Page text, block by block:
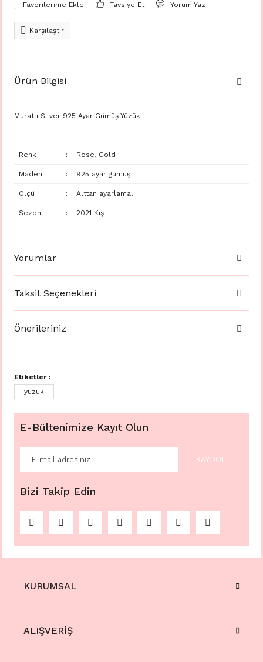
Tavsiye Et Yorum Yaz
Karşılaştır
Ürün Bilgisi
Muratti Silver 925 Ayar Gümüş Yüzük
Renk : Rose, Gold
Maden : 925 ayar gümüş
Ölçü : Alttan ayarlamalı
Sezon : 2021 Kış
Yorumlar
Taksit Seçenekleri
Önerileriniz
Etiketler :
yuzuk
E-Bültenimize Kayıt Olun
KAYDOL
Bizi Takip Edin
KURUMSAL
ALIŞVERİŞ